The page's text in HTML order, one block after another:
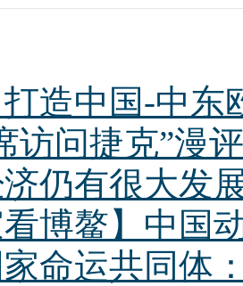
造中国-中东
访问捷克”漫
仍有很大发
看博鳌】中国
命运共同体